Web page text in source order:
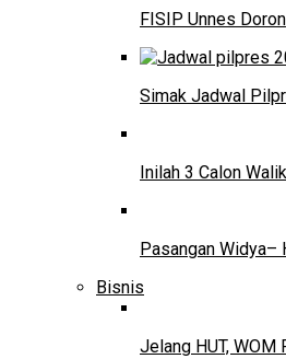
FISIP Unnes
Simak Jadwal
Inilah 3 Calon
Pasangan Widya–
Bisnis
Jelang HUT, WOM